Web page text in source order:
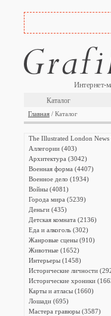
Интернет-
Каталог
Главная / Каталог
The Illustrated London
Аллегории (403)
Архитектура (3042)
Военная форма (4407)
Военное дело (1934)
Войны (4081)
Города мира (5239)
Деньги (435)
Детская комната (2136)
Еда и алкоголь (302)
Жанровые сцены (910)
Животные (1652)
Интерьеры (1458)
Исторические личности
Исторические хроники
Карты и атласы (1660)
Лошади (695)
Мастера гравюры (3587)